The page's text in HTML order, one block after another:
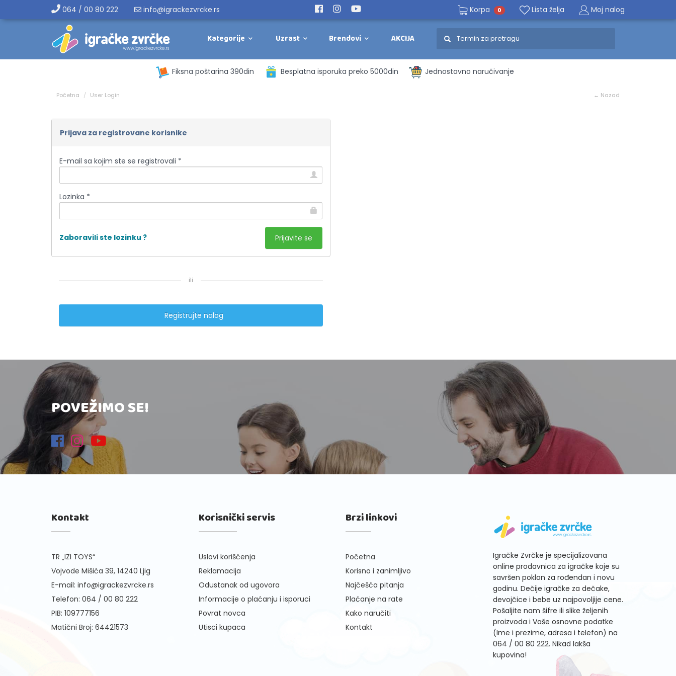
064 / 00 80 222 info@igrackezvrcke.rs Korpa 0 Lista želja Moj nalog
Kategorije Uzrast Brendovi AKCIJA
Fiksna poštarina 390din Besplatna isporuka preko 5000din Jednostavno naručivanje
Početna User Login ← Nazad
Prijava za registrovane korisnike
E-mail sa kojim ste se registrovali *
Lozinka *
Zaboravili ste lozinku ?
ili
Registrujte nalog
POVEŽIMO SE!
Kontakt
TR „IZI TOYS“
Vojvode Mišića 39, 14240 Ljig
E-mail: info@igrackezvrcke.rs
Telefon: 064 / 00 80 222
PIB: 109777156
Matični Broj: 64421573
Korisnički servis
Uslovi korišćenja
Reklamacija
Odustanak od ugovora
Informacije o plaćanju i isporuci
Povrat novca
Utisci kupaca
Brzi linkovi
Početna
Korisno i zanimljivo
Najčešća pitanja
Plaćanje na rate
Kako naručiti
Kontakt
Igračke Zvrčke je specijalizovana
online prodavnica za igračke koje su
savršen poklon za rođendan i novu
godinu. Dečije igračke za dečake,
devojčice i bebe uz najpovoljije cene.
Pošaljite nam šifre ili slike željenih
proizvoda i Vaše osnovne podatke
(Ime i prezime, adresa i telefon) na
064 / 00 80 222. Nikad lakša
kupovina!